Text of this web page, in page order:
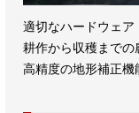
適切なハードウェ
耕作から収穫まで
高精度の地形補正